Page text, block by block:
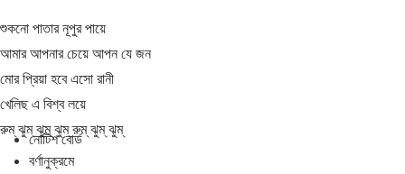
শুকনো পাতার নূপুর পায়ে
আমার আপনার চেয়ে আপন যে জন
মোর প্রিয়া হবে এসো রানী
খেলিছ এ বিশ্ব লয়ে
রুম্ ঝুম্ ঝুম্ ঝুম্ রুম্ ঝুম্ ঝুম্
নোটিশ বোর্ড
বর্ণানুক্রমে